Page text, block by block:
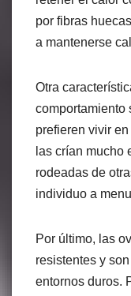
por fibras
a mantenerse
Otra
comportamiento
prefieren vivir
las crían mucho
rodeadas de
individuo a
Por último, las
resistentes y
entornos duros.